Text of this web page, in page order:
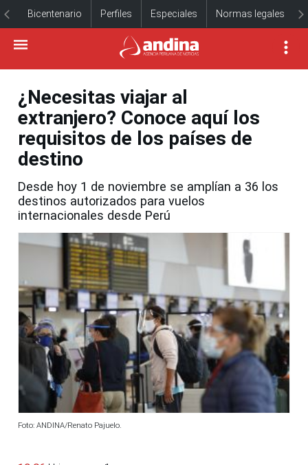
Bicentenario Perfiles Especiales Normas legales
¿Necesitas viajar al
extranjero? Conoce aquí los
requisitos de los países de
destino
Desde hoy 1 de noviembre se amplían a 36 los
destinos autorizados para vuelos
internacionales desde Perú
Foto: ANDINA/Renato Pajuelo.